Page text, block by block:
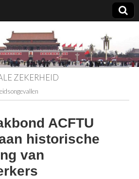
ZEKERHEID
ACFTU
historische
van